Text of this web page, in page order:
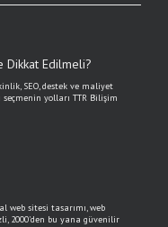
Dikkat Edilmeli?
SEO, destek ve maliyet
yolları TTR Bilişim
web sitesi tasarımı, web
2000'den bu yana güvenilir